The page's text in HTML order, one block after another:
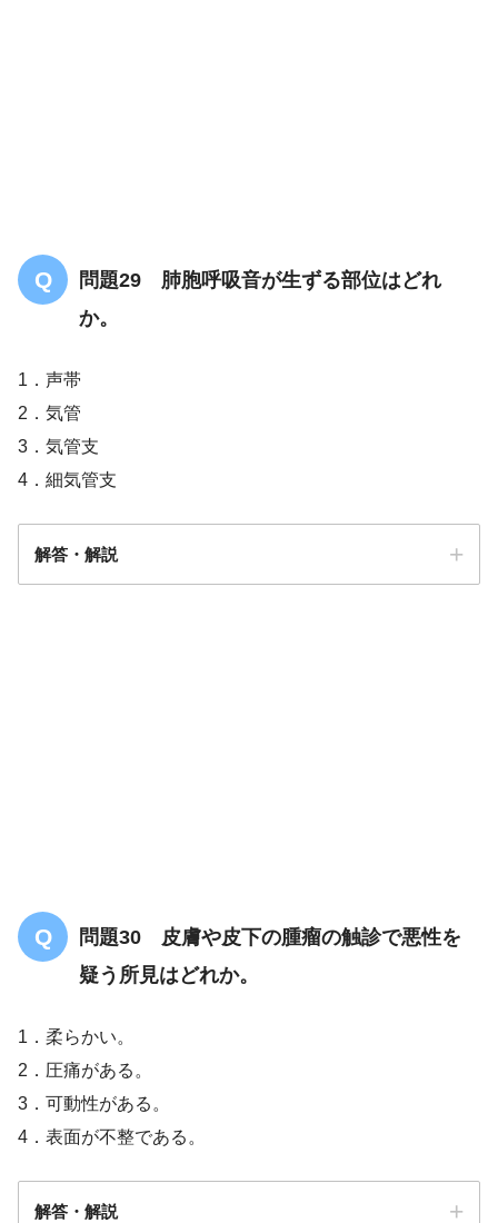
問題29 肺胞呼吸音が生ずる部位はどれ
か。
1．声帯
2．気管
3．気管支
4．細気管支
解答・解説
問題30 皮膚や皮下の腫瘤の触診で悪性を
疑う所見はどれか。
1．柔らかい。
2．圧痛がある。
3．可動性がある。
4．表面が不整である。
解答・解説